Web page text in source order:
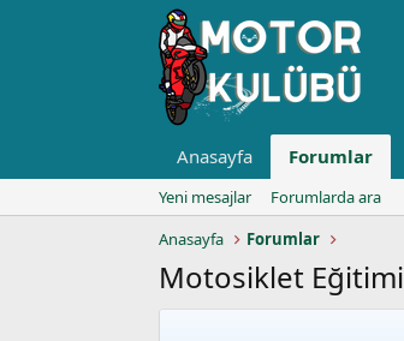
Anasayfa Forumlar
Yeni mesajlar
Forumlarda ara
Anasayfa
Forumlar
Motosiklet Eğitimi